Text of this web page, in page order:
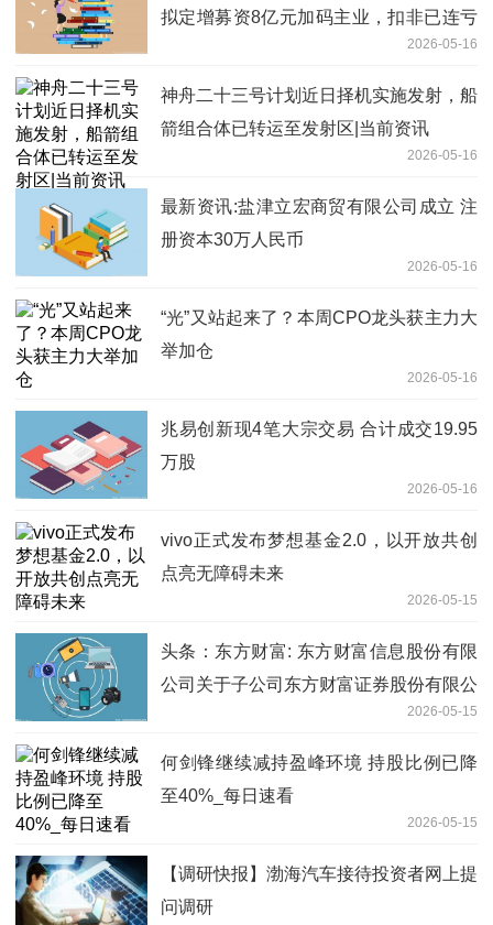
拟定增募资8亿元加码主业，扣非已连亏
2026-05-16
神舟二十三号计划近日择机实施发射，船
箭组合体已转运至发射区|当前资讯
2026-05-16
最新资讯:盐津立宏商贸有限公司成立 注
册资本30万人民币
2026-05-16
“光”又站起来了？本周CPO龙头获主力大
举加仓
2026-05-16
兆易创新现4笔大宗交易 合计成交19.95
万股
2026-05-16
vivo正式发布梦想基金2.0，以开放共创
点亮无障碍未来
2026-05-15
头条：东方财富: 东方财富信息股份有限
公司关于子公司东方财富证券股份有限公
司2025年度第十一期短期融资券兑付完
成的公告
2026-05-15
何剑锋继续减持盈峰环境 持股比例已降
至40%_每日速看
2026-05-15
【调研快报】渤海汽车接待投资者网上提
问调研